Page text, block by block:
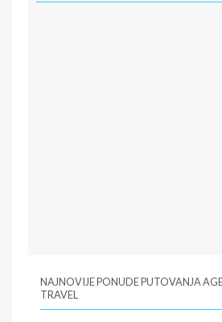
NAJNOVIJE PONUDE PUTOVANJA
TRAVEL